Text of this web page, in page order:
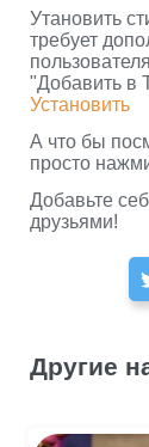
Утановить
требует
"Добавить в
Установить
А что бы
просто
Добавьте
друзьями!
Другие